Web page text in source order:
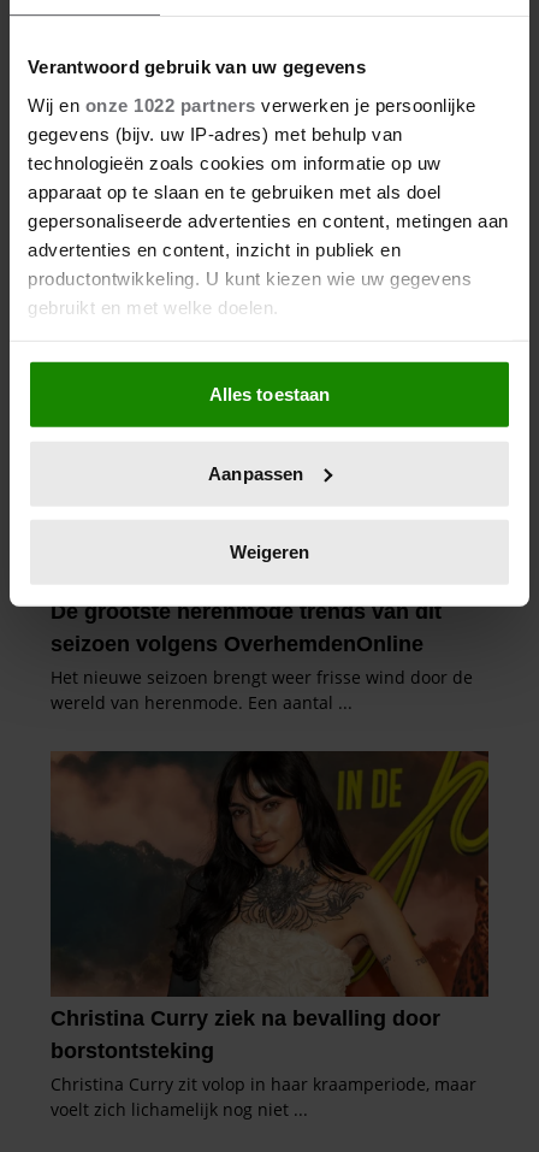
Verantwoord gebruik van uw gegevens
Wij en onze 1022 partners verwerken je persoonlijke
gegevens (bijv. uw IP-adres) met behulp van
technologieën zoals cookies om informatie op uw
apparaat op te slaan en te gebruiken met als doel
gepersonaliseerde advertenties en content, metingen aan
advertenties en content, inzicht in publiek en
productontwikkeling. U kunt kiezen wie uw gegevens
gebruikt en met welke doelen.
Als u het toestaat, willen we ook graag:
Informatie verzamelen over uw geografische
locatie, die tot een paar meter nauwkeurig kan zijn
scannen op specifieke eigenschappen (fingerprinting)
verwerkt en stel uw voorkeuren in het
intrekken in de Cookieverklaring.
We gebruiken cookies om content en advertenties te
personaliseren, om functies voor social media te bieden
informatie over uw gebruik van onze site met onze
partners voor social media, adverteren en analyse. Deze
partners kunnen deze gegevens combineren met andere
informatie die u aan ze heeft verstrekt of die ze hebben
verzameld op basis van uw gebruik van hun services. U
gaat akkoord met onze cookies als u onze website blijft
Alles toestaan
Aanpassen
Weigeren